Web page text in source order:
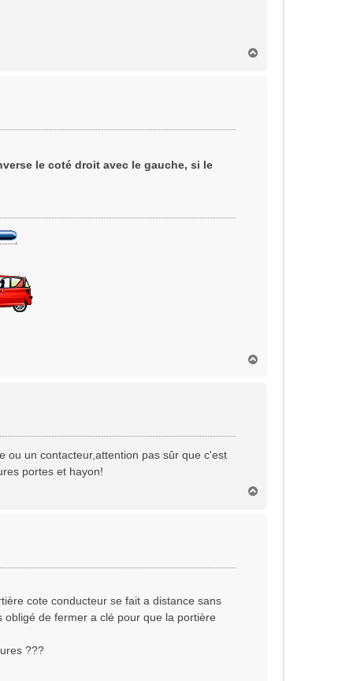
le coté droit avec le gauche, si le
ou un contacteur,attention pas sûr que c'est
portes et hayon!
cote conducteur se fait a distance sans
de fermer a clé pour que la portière
???